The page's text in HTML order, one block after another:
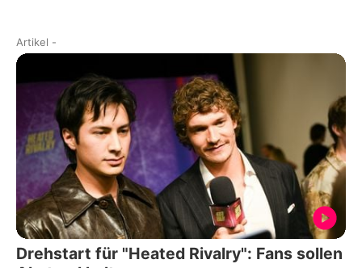
Artikel -
Drehstart für "Heated Rivalry": Fans sollen